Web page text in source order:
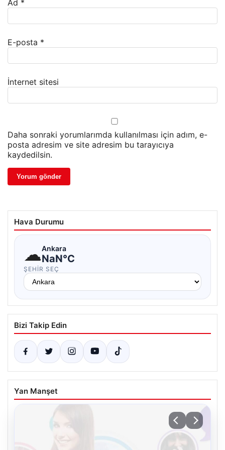
Ad *
E-posta *
İnternet sitesi
Daha sonraki yorumlarımda kullanılması için adım, e-
posta adresim ve site adresim bu tarayıcıya
kaydedilsin.
Hava Durumu
☁Ankara
NaN°C
ŞEHIR SEÇ
Bizi Takip Edin
Yan Manşet